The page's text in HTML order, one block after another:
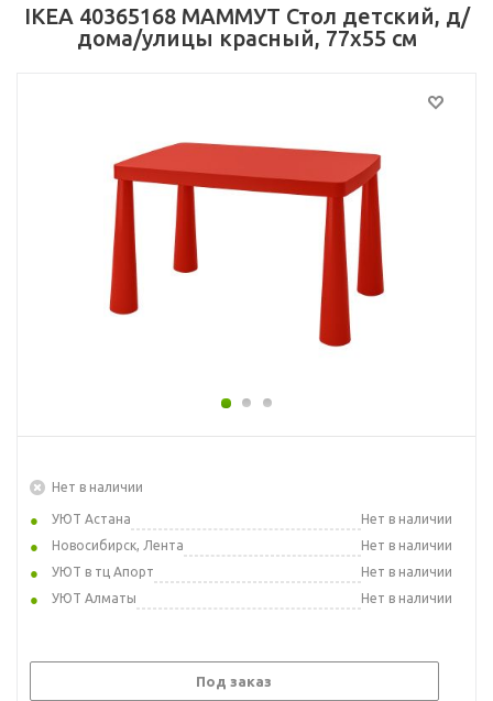
IKEA 40365168 МАММУТ Стол детский, д/
дома/улицы красный, 77x55 см
Нет в наличии
УЮТ Астана
Нет в наличии
Новосибирск, Лента
Нет в наличии
УЮТ в тц Апорт
Нет в наличии
УЮТ Алматы
Нет в наличии
Под заказ